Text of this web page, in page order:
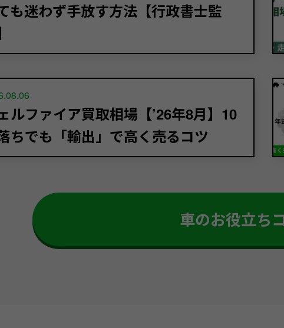
も迷わず手放す方法【行政書士監
ルファイア買取相場【’26年8月】10
ちでも「輸出」で高く売るコツ
車のお役立ち